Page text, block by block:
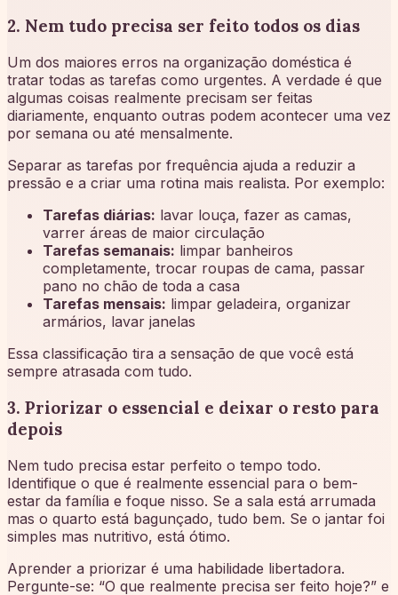
2. Nem tudo precisa ser feito todos os dias
Um dos maiores erros na organização doméstica é
tratar todas as tarefas como urgentes. A verdade é que
algumas coisas realmente precisam ser feitas
diariamente, enquanto outras podem acontecer uma vez
por semana ou até mensalmente.
Separar as tarefas por frequência ajuda a reduzir a
pressão e a criar uma rotina mais realista. Por exemplo:
Tarefas diárias: lavar louça, fazer as camas,
varrer áreas de maior circulação
Tarefas semanais: limpar banheiros
completamente, trocar roupas de cama, passar
pano no chão de toda a casa
Tarefas mensais: limpar geladeira, organizar
armários, lavar janelas
Essa classificação tira a sensação de que você está
sempre atrasada com tudo.
3. Priorizar o essencial e deixar o resto para
depois
Nem tudo precisa estar perfeito o tempo todo.
Identifique o que é realmente essencial para o bem-
estar da família e foque nisso. Se a sala está arrumada
mas o quarto está bagunçado, tudo bem. Se o jantar foi
simples mas nutritivo, está ótimo.
Aprender a priorizar é uma habilidade libertadora.
Pergunte-se: “O que realmente precisa ser feito hoje?” e